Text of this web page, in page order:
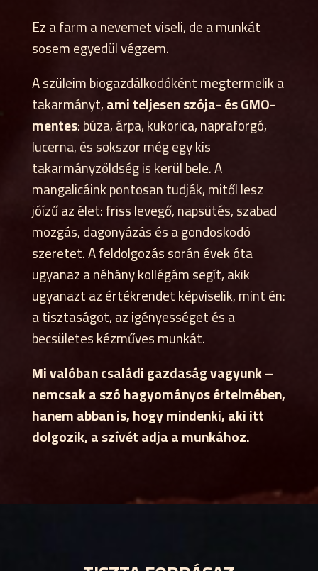
Ez a farm a nevemet viseli, de a munkát
sosem egyedül végzem.
A szüleim biogazdálkodóként megtermelik a
takarmányt,ami teljesen szója- és GMO-
mentes: búza, árpa, kukorica, napraforgó,
lucerna, és sokszor még egy kis
takarmányzöldség is kerül bele. A
mangalicáink pontosan tudják, mitől lesz
jóízű az élet: friss levegő, napsütés, szabad
mozgás, dagonyázás és a gondoskodó
szeretet. A feldolgozás során évek óta
ugyanaz a néhány kollégám segít, akik
ugyanazt az értékrendet képviselik, mint én:
a tisztaságot, az igényességet és a
becsületes kézműves munkát.
Mi valóban családi gazdaság vagyunk –
nemcsak a szó hagyományos értelmében,
hanem abban is, hogy mindenki, aki itt
dolgozik, a szívét adja a munkához.